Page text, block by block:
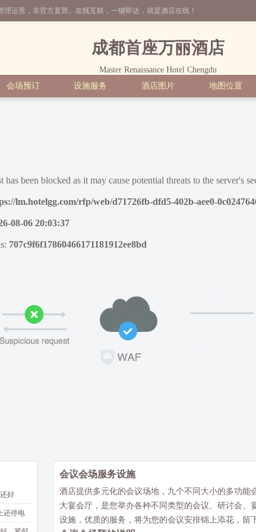
运营，非官方直营。在线互联，一键即达，就是酒店在线！
成都首座万丽酒店
Master Renaissance Hotel Chengdu
会场预订 设施服务 酒店图片 地图位置
好
还停电
会议会场服务设施
酒店提供多元化的会议场地，九个不同大小的多功能
大宴会厅，是您举办各种不同类型的会议、研讨会
设施，优质的服务，将为您的会议安排锦上添花，留